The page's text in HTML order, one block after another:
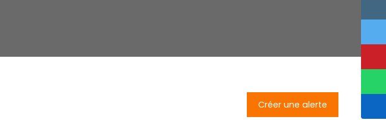
Créer une alerte